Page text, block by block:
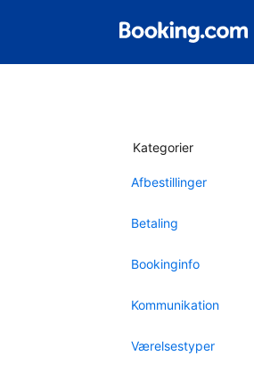
Kategorier
Afbestillinger
Betaling
Bookinginfo
Kommunikation
Værelsestyper